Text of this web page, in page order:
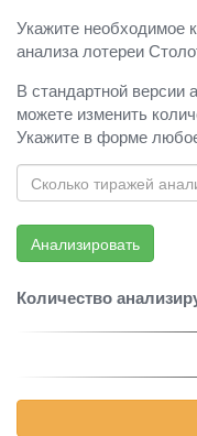
Укажите необходимое
анализа лотереи
В стандартной версии
можете изменить
Укажите в форме
Количество